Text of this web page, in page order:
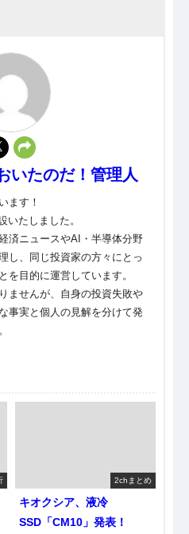
いたのだ！管理人
ます！
いたしました。
済ニュースやAI・半導体分野
し、同じ投資家の方々にとっ
を目的に運営しています。
ませんが、自身の投資失敗や
事実と個人の見解を分けて発
2chまとめ
キオクシア、液冷
SSD「CM10」発表！